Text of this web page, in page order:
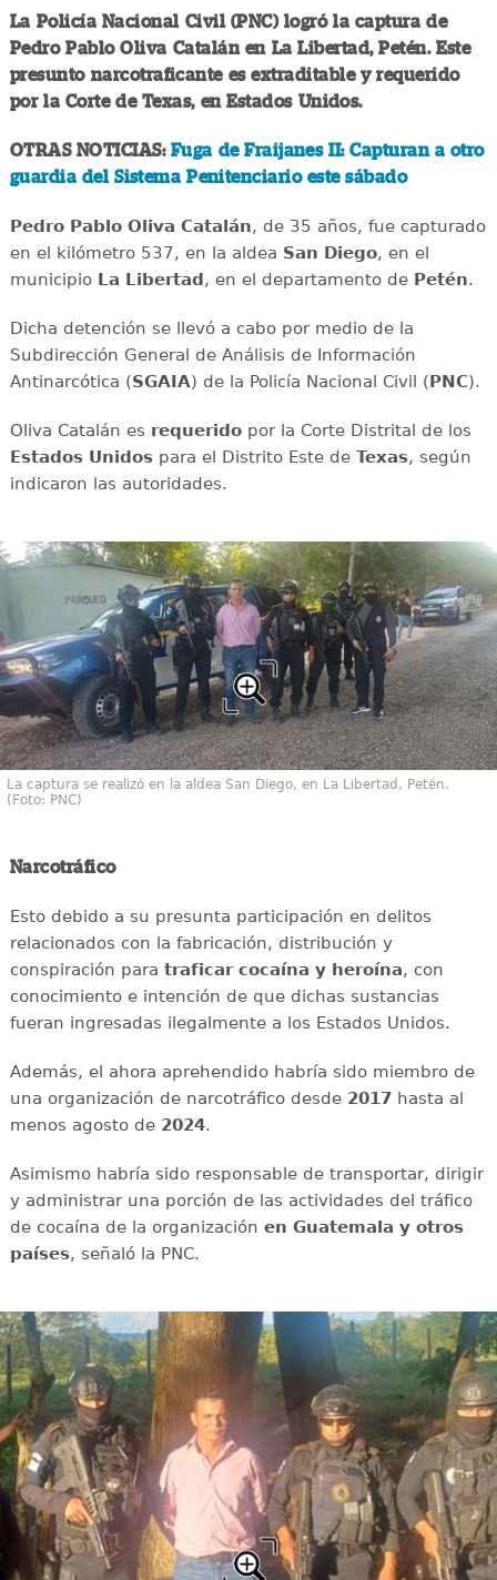
La Policía Nacional Civil (PNC) logró la captura de
Pedro Pablo Oliva Catalán en La Libertad, Petén. Este
presunto narcotraficante es extraditable y requerido
por la Corte de Texas, en Estados Unidos.
OTRAS NOTICIAS: Fuga de Fraijanes II: Capturan a otro
guardia del Sistema Penitenciario este sábado
Pedro Pablo Oliva Catalán, de 35 años, fue capturado
en el kilómetro 537, en la aldea San Diego, en el
municipio La Libertad, en el departamento de Petén.
Dicha detención se llevó a cabo por medio de la
Subdirección General de Análisis de Información
Antinarcótica (SGAIA) de la Policía Nacional Civil (PNC).
Oliva Catalán es requeridopor la Corte Distrital de los
Estados Unidospara el Distrito Este de Texas, según
indicaron las autoridades.
La captura se realizó en la aldea San Diego, en La Libertad, Petén.
(Foto: PNC)
Narcotráfico
Esto debido a su presunta participación en delitos
relacionados con la fabricación, distribución y
conspiración para traficar cocaína y heroína, con
conocimiento e intención de que dichas sustancias
fueran ingresadas ilegalmente a los Estados Unidos.
Además, el ahora aprehendido habría sido miembro de
una organización de narcotráfico desde 2017hasta al
menos agosto de 2024.
Asimismo habría sido responsable de transportar, dirigir
y administrar una porción de las actividades del tráfico
de cocaína de la organización en Guatemala y otros
países, señaló la PNC.